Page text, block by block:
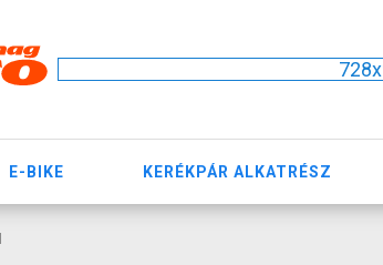
E-BIKE KERÉKPÁR ALKATRÉSZ